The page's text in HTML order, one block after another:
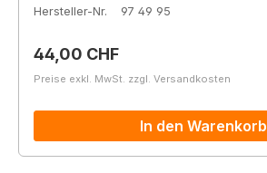
Hersteller-Nr.
97 49 95
Regulärer Preis:
44,00 CHF
Preise exkl. MwSt. zzgl. Versandkosten
In den Warenkorb